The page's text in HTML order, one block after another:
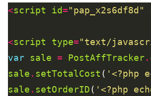
<script id="pap_x2s6df8d"
<script type="text/
var sale = PostAffTracker.
sale . setTotalCost ( '<?php
sale . setOrderID( '<?php